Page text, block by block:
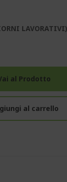
LAVORATIVI)
al Prodotto
al carrello